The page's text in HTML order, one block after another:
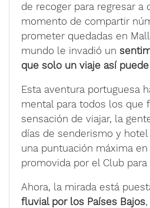
de recoger para regresar a
momento de compartir
prometer quedadas en
mundo le invadió un
que solo un viaje así
Esta aventura portuguesa
mental para todos los que
sensación de viajar, la
días de senderismo y
una puntuación máxima
promovida por el Club
Ahora, la mirada está
fluvial por los Países Bajos